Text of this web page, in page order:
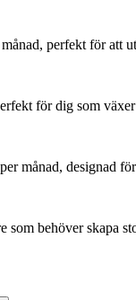
perfekt för att
för dig som
månad, designad
som behöver skapa